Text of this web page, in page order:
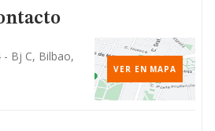
- Bj C, Bilbao,
VER EN MAPA